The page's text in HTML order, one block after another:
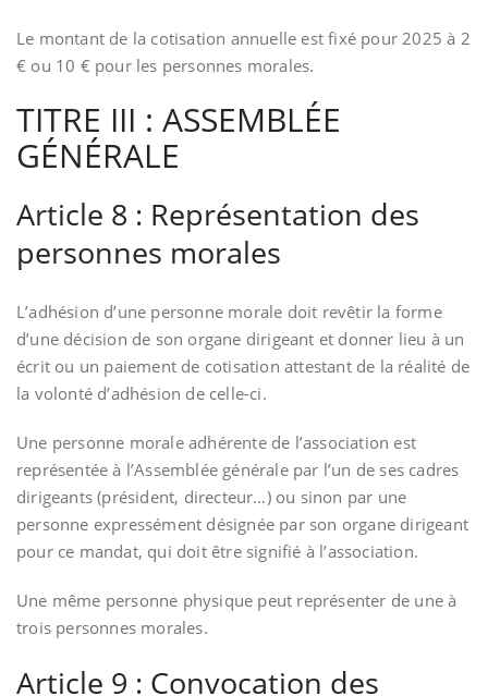
Le montant de la cotisation annuelle est fixé pour 2025 à 2
€ ou 10 € pour les personnes morales.
TITRE III : ASSEMBLÉE
GÉNÉRALE
Article 8 : Représentation des
personnes morales
L’adhésion d’une personne morale doit revêtir la forme
d’une décision de son organe dirigeant et donner lieu à un
écrit ou un paiement de cotisation attestant de la réalité de
la volonté d’adhésion de celle-ci.
Une personne morale adhérente de l’association est
représentée à l’Assemblée générale par l’un de ses cadres
dirigeants (président, directeur…) ou sinon par une
personne expressément désignée par son organe dirigeant
pour ce mandat, qui doit être signifié à l’association.
Une même personne physique peut représenter de une à
trois personnes morales.
Article 9 : Convocation des